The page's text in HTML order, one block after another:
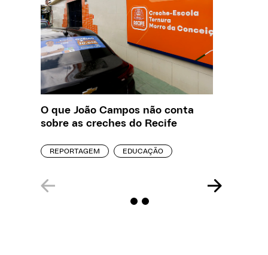
O que João Campos não conta
sobre as creches do Recife
REPORTAGEM EDUCAÇÃO